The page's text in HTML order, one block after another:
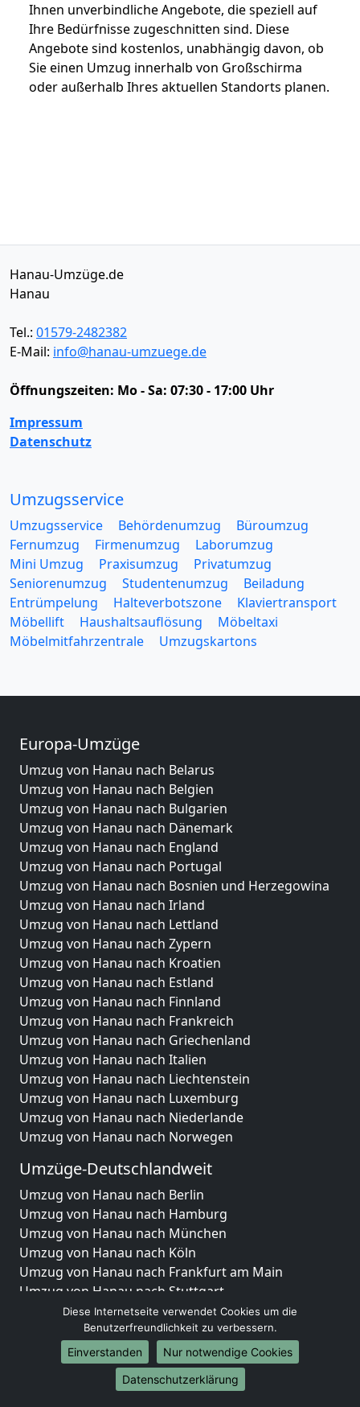
Ihnen unverbindliche Angebote, die speziell auf
Ihre Bedürfnisse zugeschnitten sind. Diese
Angebote sind kostenlos, unabhängig davon, ob
Sie einen Umzug innerhalb von Großschirma
oder außerhalb Ihres aktuellen Standorts planen.
Hanau-Umzüge.de
Hanau
Tel.: 01579-2482382
E-Mail: info@hanau-umzuege.de
Öffnungszeiten: Mo - Sa: 07:30 - 17:00 Uhr
Impressum
Datenschutz
Umzugsservice
Umzugsservice Behördenumzug
Büroumzug
Fernumzug
Firmenumzug
Laborumzug
Mini Umzug
Praxisumzug
Privatumzug
Seniorenumzug
Studentenumzug
Beiladung
Entrümpelung
Halteverbotszone
Klaviertransport
Möbellift
Haushaltsauflösung
Möbeltaxi
Möbelmitfahrzentrale
Umzugskartons
Europa-Umzüge
Umzug von Hanau nach Belarus
Umzug von Hanau nach Belgien
Umzug von Hanau nach Bulgarien
Umzug von Hanau nach Dänemark
Umzug von Hanau nach England
Umzug von Hanau nach Portugal
Umzug von Hanau nach Bosnien und Herzegowina
Umzug von Hanau nach Irland
Umzug von Hanau nach Lettland
Umzug von Hanau nach Zypern
Umzug von Hanau nach Kroatien
Umzug von Hanau nach Estland
Umzug von Hanau nach Finnland
Umzug von Hanau nach Frankreich
Umzug von Hanau nach Griechenland
Umzug von Hanau nach Italien
Umzug von Hanau nach Liechtenstein
Umzug von Hanau nach Luxemburg
Umzug von Hanau nach Niederlande
Umzug von Hanau nach Norwegen
Umzüge-Deutschlandweit
Umzug von Hanau nach Berlin
Umzug von Hanau nach Hamburg
Umzug von Hanau nach München
Umzug von Hanau nach Köln
Umzug von Hanau nach Frankfurt am Main
Umzug von Hanau nach Stuttgart
Umzug von Hanau nach Düsseldorf
Umzug von Hanau nach Leipzig
Umzug von Hanau nach Dortmund
Umzug von Hanau nach Essen
Umzug von Hanau nach Bremen
Diese Internetseite verwendet Cookies um die
Benutzerfreundlichkeit zu verbessern.
Einverstanden
Nur notwendige Cookies
Datenschutzerklärung